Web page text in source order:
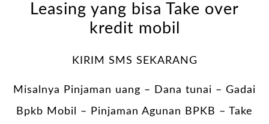
Leasing yang bisa Take over
kredit mobil
KIRIM SMS SEKARANG
Misalnya Pinjaman uang – Dana tunai – Gadai
Bpkb Mobil
– Pinjaman Agunan BPKB – Take